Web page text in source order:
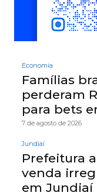
Economia
Famílias
perderam
para bets
7 de agosto de 2026
Jundiaí
Prefeitura
venda
em Jundiaí